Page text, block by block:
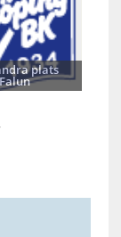
plats